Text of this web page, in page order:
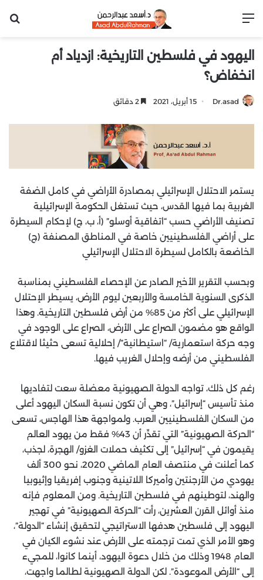
اليهود في فلسطين التاريخية: ازدياد أم
انخفاض؟
Dr.asad 15 أبريل، 2021
يستمر الاحتلال الإسرائيلي بمصادرة الأراضي في كامل الضفة
الغربية بما فيها القدس، حيث تستغل الحكومة الإسرائيلية
تصنيف الأراضي حسب “اتفاقية أوسلو” (أ، ب، ج) لإحكام السيطرة
على أراضي الفلسطينيين خاصة في المناطق المصنفة (ج)
الخاضعة بالكامل لسيطرة الاحتلال الإسرائيلي
وبحسب التقرير الأخير الصادر عن الإحصاء الفلسطيني بمناسبة
الذكرى السنوية الخامسة والأربعين ليوم الأرض، يسيطر الإحتلال
الإسرائيلي على أكثر من 85% من أرض فلسطين التاريخية. وهذا
الواقع هو مضمون الصراع على الأرض، الصراع على الوجود في
وجه حركة استعمارية/ “استيطانية”/ إحلالية تسعى حثيثا لاقتلاع
الفلسطيني من أرضه وإحلال الغريب فيها.
رغم كل ذلك، تواجه الدولة الصهيونية معضلة سعت لتفاديها
منذ تأسيس “إسرائيل”، وهي أن تكون نسبة السكان اليهود أعلى
من السكان الفلسطينيين العرب. ولمواجهة هذا الهاجس، تسعى
“الحركة الصهيونية” التي تقدِّر أن 43% فقط من يهود العالم
يقيمون في “إسرائيل” إلى تكثيف حملات الغزو/ الهجرة، لجذب،
كما أعلنت في منتصف العام الماضي 2020، نحو 300 ألف
يهودي من الأرجنتين وأميركا اللاتينية وجنوب إفريقيا وإثيوبيا
والهند، لتوطينهم في فلسطين التاريخية. ومن المعلوم فإنه
منذ أوائل القرن العشرين، رأت “الحركة الصهيونية” في تهجير
اليهود إلى فلسطين هدفها الاستراتيجي لتحقيق إنشاء “الدولة”،
وهو الأمر الذي تمت ترجمته على الأرض عند نشوء الكيان في
العام 1948 وذلك من خلال دعوة اليهود، أينما كانوا، للمجيء
إلى “الأرض الموعودة”. لكن الدولة الصهيونية لطالما واجهت،